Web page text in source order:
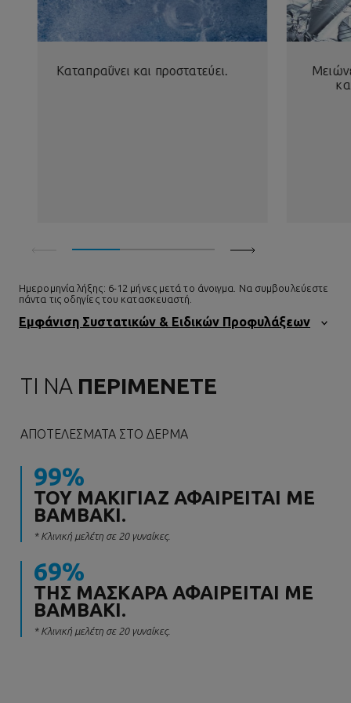
Kαταπραΰνει και προστατεύει.
Ημερομηνία λήξης: 6-12 μήνες μετά το άνοιγμα. Να συμβουλεύεστε
πάντα τις οδηγίες του κατασκευαστή.
Εμφάνιση Συστατικών & Ειδικών Προφυλάξεων
ΤΙ ΝΑ ΠΕΡΙΜΕΝΕΤΕ
ΑΠΟΤΕΛΈΣΜΑΤΑ ΣΤΟ ΔΈΡΜΑ
99%
ΤΟΥ ΜΑΚΙΓΙΆΖ ΑΦΑΙΡΕΊΤΑΙ ΜΕ
ΒΑΜΒΆΚΙ.
* Κλινική μελέτη σε 20 γυναίκες.
69%
ΤΗΣ ΜΆΣΚΑΡΑ ΑΦΑΙΡΕΊΤΑΙ ΜΕ
ΒΑΜΒΆΚΙ.
* Κλινική μελέτη σε 20 γυναίκες.